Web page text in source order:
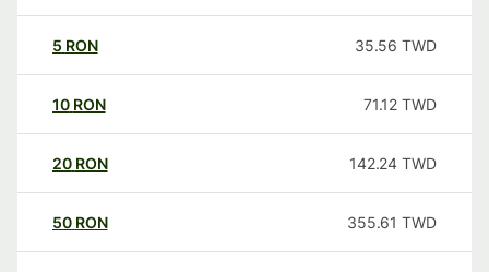
5 RON 35.56 TWD
10 RON 71.12 TWD
20 RON 142.24 TWD
50 RON 355.61 TWD